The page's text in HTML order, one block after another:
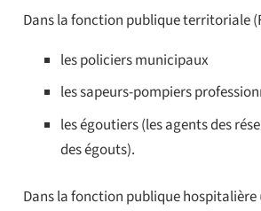
Dans la fonction publique territoriale
les policiers municipaux
les sapeurs-pompiers
les égoutiers (les agents des
des égouts).
Dans la fonction publique hospitalière